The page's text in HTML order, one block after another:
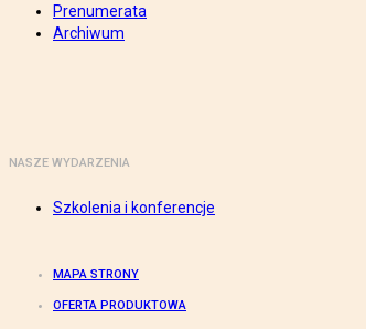
Prenumerata
Archiwum
NASZE WYDARZENIA
Szkolenia i konferencje
MAPA STRONY
OFERTA PRODUKTOWA